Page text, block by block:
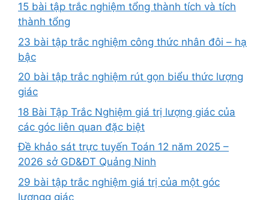
15 bài tập trắc nghiệm tổng thành tích và tích
thành tổng
23 bài tập trắc nghiệm công thức nhân đôi – hạ
bậc
20 bài tập trắc nghiệm rút gọn biểu thức lượng
giác
18 Bài Tập Trắc Nghiệm giá trị lượng giác của
các góc liên quan đặc biệt
Đề khảo sát trực tuyến Toán 12 năm 2025 –
2026 sở GD&ĐT Quảng Ninh
29 bài tập trắc nghiệm giá trị của một góc
lượngg giác